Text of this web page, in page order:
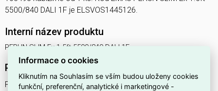
5500/840 DALI 1F je ELSVOS1445126.
Interní název produktu
PERUN SLIM Ex 1.5ft 5500/840 DALI 1F
Podrobný popis produktu
PERUN SLIM Ex 1.5ft 5500/840 DALI 1F 37,2W IP65
Informace o cookies
Kliknutím na Souhlasím se vším budou uloženy cookies
funkční, preferenční, analytické i marketingové -